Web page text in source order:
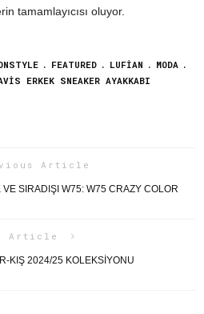
tamamlayıcısı oluyor.
FEATURED LUFIAN
MODA
ERKEK SNEAKER AYAKKABI
Article
SIRADIŞI W75: W75 CRAZY COLOR
Article
KIŞ 2024/25 KOLEKSİYONU